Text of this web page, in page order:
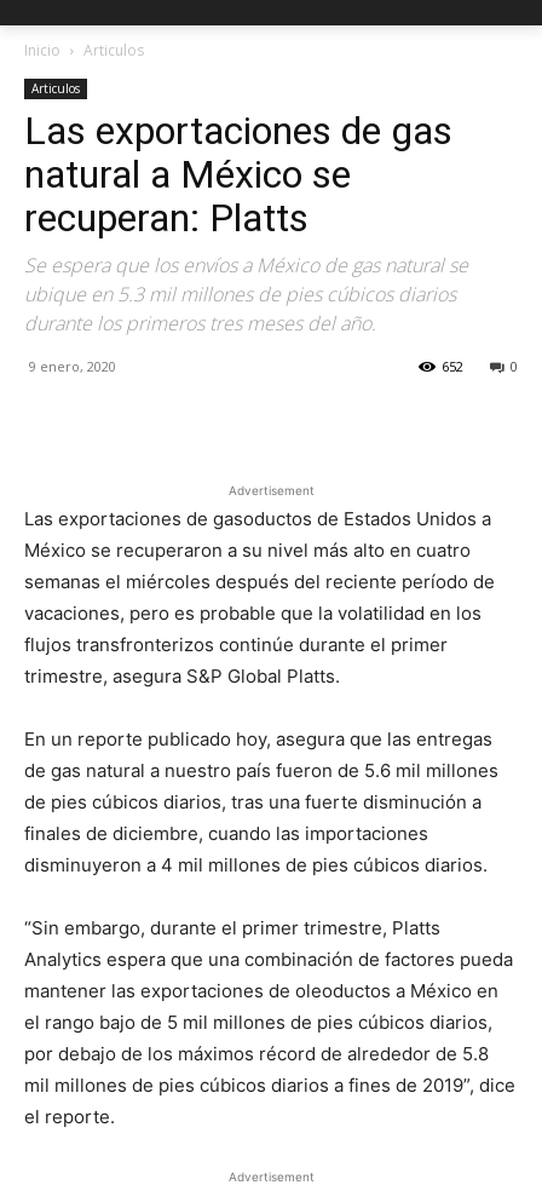
Inicio Articulos
Articulos
Las exportaciones de gas
natural a México se
recuperan: Platts
Se espera que los envíos a México de gas natural se
ubique en 5.3 mil millones de pies cúbicos diarios
durante los primeros tres meses del año.
9 enero, 2020 0
652
Advertisement
Las exportaciones de gasoductos de Estados Unidos a
México se recuperaron a su nivel más alto en cuatro
semanas el miércoles después del reciente período de
vacaciones, pero es probable que la volatilidad en los
flujos transfronterizos continúe durante el primer
trimestre, asegura S&P Global Platts.
En un reporte publicado hoy, asegura que las entregas
de gas natural a nuestro país fueron de 5.6 mil millones
de pies cúbicos diarios, tras una fuerte disminución a
finales de diciembre, cuando las importaciones
disminuyeron a 4 mil millones de pies cúbicos diarios.
“Sin embargo, durante el primer trimestre, Platts
Analytics espera que una combinación de factores pueda
mantener las exportaciones de oleoductos a México en
el rango bajo de 5 mil millones de pies cúbicos diarios,
por debajo de los máximos récord de alrededor de 5.8
mil millones de pies cúbicos diarios a fines de 2019”, dice
el reporte.
Advertisement